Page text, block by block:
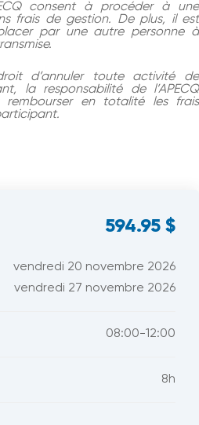
consent à procéder à une
frais de gestion. De plus, il est
par une autre personne à
d’annuler toute activité de
la responsabilité de l’APECQ
rembourser en totalité les frais
594.95 $
vendredi 20 novembre 2026
vendredi 27 novembre 2026
08:00-12:00
8h